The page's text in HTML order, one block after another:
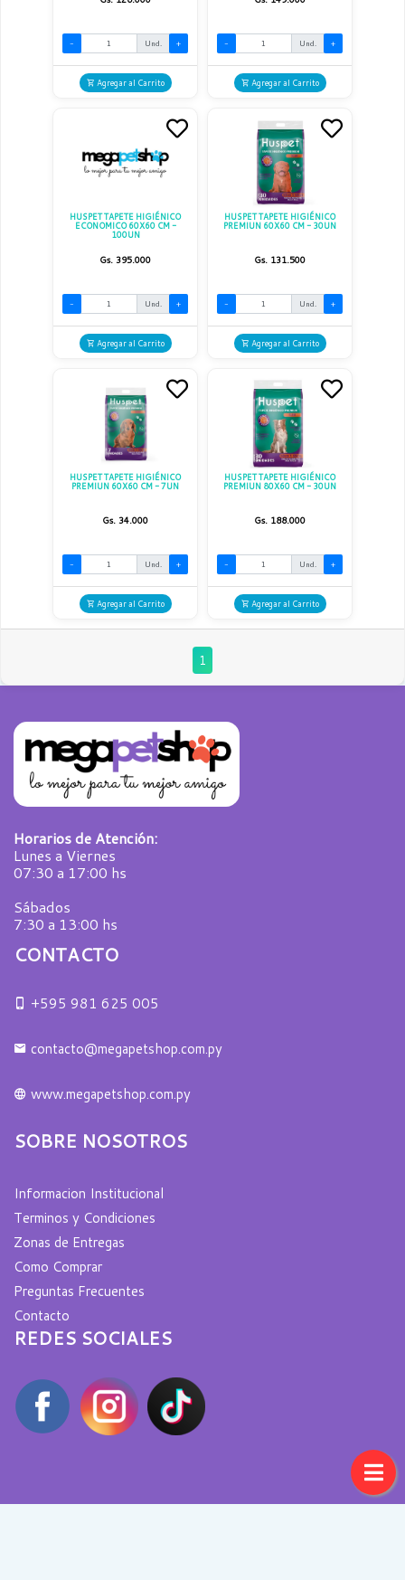
- Und. +
Agregar al Carrito
- Und. +
Agregar al Carrito
HUSPET TAPETE HIGIÉNICO
ECONOMICO 60X60 CM -
100UN
Gs. 395.000
- Und. +
Agregar al Carrito
HUSPET TAPETE HIGIÉNICO
PREMIUN 60X60 CM - 30UN
Gs. 131.500
- Und. +
Agregar al Carrito
HUSPET TAPETE HIGIÉNICO
PREMIUN 60X60 CM - 7UN
Gs. 34.000
- Und. +
Agregar al Carrito
HUSPET TAPETE HIGIÉNICO
PREMIUN 80X60 CM - 30UN
Gs. 188.000
- Und. +
Agregar al Carrito
1
Horarios de Atención:
Lunes a Viernes
07:30 a 17:00 hs
Sábados
7:30 a 13:00 hs
CONTACTO
+595 981 625 005
contacto@megapetshop.com.py
www.megapetshop.com.py
SOBRE NOSOTROS
Informacion Institucional
Terminos y Condiciones
Zonas de Entregas
Como Comprar
Preguntas Frecuentes
Contacto
REDES SOCIALES